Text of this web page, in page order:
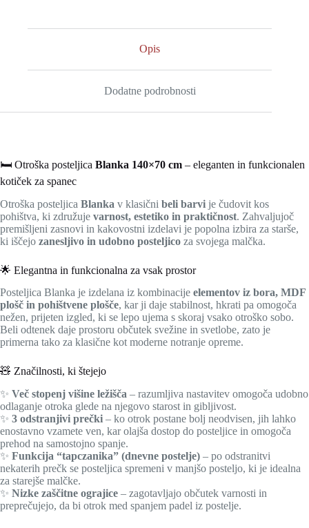
Opis
Dodatne podrobnosti
🛏️ Otroška posteljica Blanka 140×70 cm – eleganten in funkcionalen
kotiček za spanec
Otroška posteljica Blanka v klasični beli barvi je čudovit kos
pohištva, ki združuje varnost, estetiko in praktičnost. Zahvaljujoč
premišljeni zasnovi in kakovostni izdelavi je popolna izbira za starše,
ki iščejo zanesljivo in udobno posteljico za svojega malčka.
🌟 Elegantna in funkcionalna za vsak prostor
Posteljica Blanka je izdelana iz kombinacije elementov iz bora, MDF
plošč in pohištvene plošče, kar ji daje stabilnost, hkrati pa omogoča
nežen, prijeten izgled, ki se lepo ujema s skoraj vsako otroško sobo.
Beli odtenek daje prostoru občutek svežine in svetlobe, zato je
primerna tako za klasične kot moderne notranje opreme.
🧸 Značilnosti, ki štejejo
✨ Več stopenj višine ležišča – razumljiva nastavitev omogoča udobno
odlaganje otroka glede na njegovo starost in gibljivost.
✨ 3 odstranjivi prečki – ko otrok postane bolj neodvisen, jih lahko
enostavno vzamete ven, kar olajša dostop do posteljice in omogoča
prehod na samostojno spanje.
✨ Funkcija “tapczanika” (dnevne postelje) – po odstranitvi
nekaterih prečk se posteljica spremeni v manjšo posteljo, ki je idealna
za starejše malčke.
✨ Nizke zaščitne ograjice – zagotavljajo občutek varnosti in
preprečujejo, da bi otrok med spanjem padel iz postelje.